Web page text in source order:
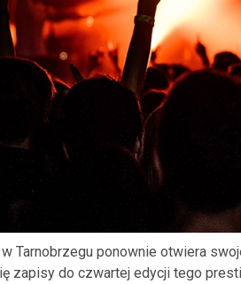
Tarnobrzegu ponownie otwiera
zapisy do czwartej edycji tego